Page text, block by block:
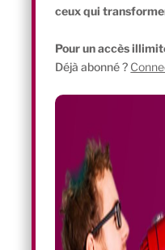
ceux qui
Pour un accès
Déjà abonné ?